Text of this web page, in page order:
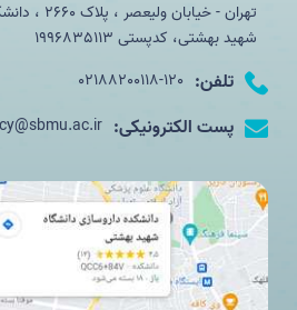
تهران - خیابان
شهید بهشتی، کدپستی 1996835113
تلفن: 02188200118-120
پست الکترونیکی: